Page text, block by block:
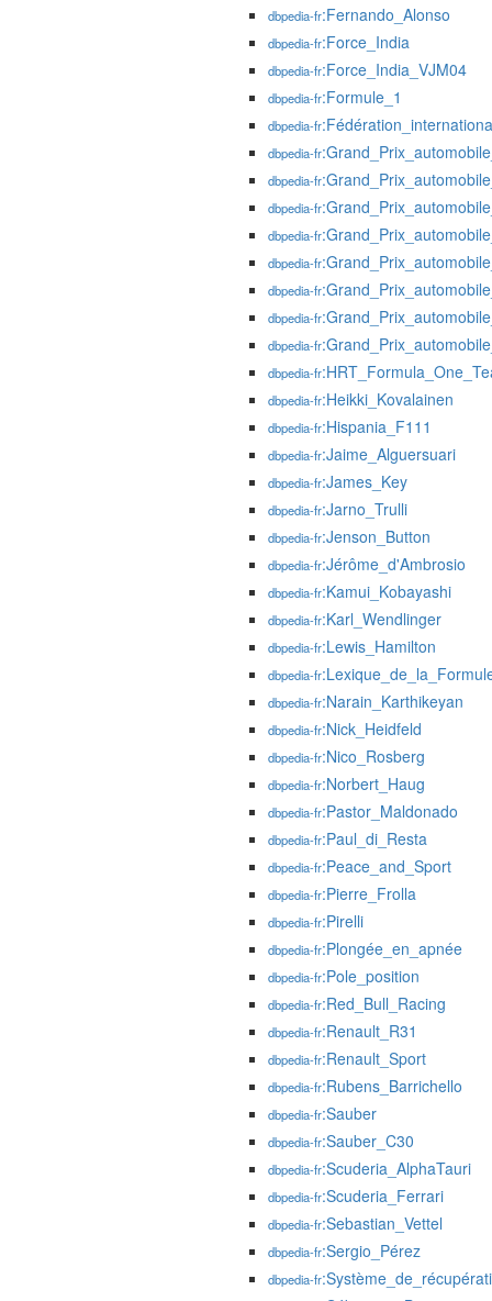
dbpedia-fr:Fernando_Alonso
dbpedia-fr:Force_India
dbpedia-fr:Force_India_VJM04
dbpedia-fr:Formule_1
dbpedia-fr
dbpedia-fr
dbpedia-fr
dbpedia-fr
dbpedia-fr
dbpedia-fr
dbpedia-fr
dbpedia-fr
dbpedia-fr
dbpedia-fr
dbpedia-fr:Heikki_Kovalainen
dbpedia-fr:Hispania_F111
dbpedia-fr:Jaime_Alguersuari
dbpedia-fr:James_Key
dbpedia-fr:Jarno_Trulli
dbpedia-fr:Jenson_Button
dbpedia-fr:Jérôme_d'Ambrosio
dbpedia-fr:Kamui_Kobayashi
dbpedia-fr:Karl_Wendlinger
dbpedia-fr:Lewis_Hamilton
dbpedia-fr
dbpedia-fr:Narain_Karthikeyan
dbpedia-fr:Nick_Heidfeld
dbpedia-fr:Nico_Rosberg
dbpedia-fr:Norbert_Haug
dbpedia-fr:Pastor_Maldonado
dbpedia-fr:Paul_di_Resta
dbpedia-fr:Peace_and_Sport
dbpedia-fr:Pierre_Frolla
dbpedia-fr:Pirelli
dbpedia-fr:Plongée_en_apnée
dbpedia-fr:Pole_position
dbpedia-fr:Red_Bull_Racing
dbpedia-fr:Renault_R31
dbpedia-fr:Renault_Sport
dbpedia-fr:Rubens_Barrichello
dbpedia-fr:Sauber
dbpedia-fr:Sauber_C30
dbpedia-fr:Scuderia_AlphaTauri
dbpedia-fr:Scuderia_Ferrari
dbpedia-fr:Sebastian_Vettel
dbpedia-fr:Sergio_Pérez
dbpedia-fr